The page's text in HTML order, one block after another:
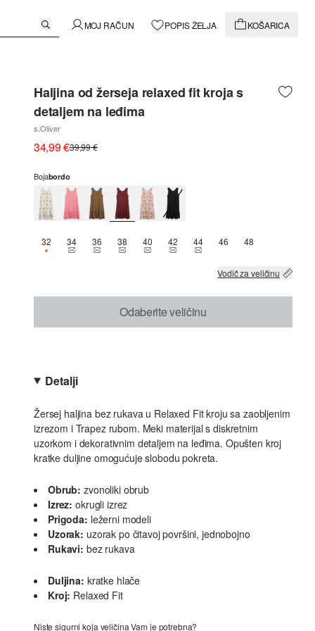
MOJ RAČUN POPIS ŽELJA KOŠARICA
Haljina od žerseja relaxed fit kroja s
detaljem na leđima
s.Oliver
34,99 €39,99 €
Bojabordo
32DOSTUPNO SAMO 1
34THIS SIZE IS CURRENTLY OUT OF STOCK
36THIS SIZE IS CURRENTLY OUT OF STOCK
38THIS SIZE IS CURRENTLY OUT OF STOCK
40THIS SIZE IS CURRENTLY OUT OF STOCK
42THIS SIZE IS CURRENTLY OUT OF
44THIS SIZE IS CURRENTLY
46 48
Vodič za veličinu
Odaberite veličinu
Detalji
Žersej haljina bez rukava u Relaxed Fit kroju sa zaobljenim
izrezom i Trapez rubom. Meki materijal s diskretnim
uzorkom i dekorativnim detaljem na leđima. Opušten kroj
kratke duljine omogućuje slobodu pokreta.
Obrub: zvonoliki obrub
Izrez: okrugli izrez
Prigoda: ležerni modeli
Uzorak: uzorak po čitavoj površini, jednobojno
Rukavi: bez rukava
Duljina: kratke hlače
Kroj: Relaxed Fit
Niste sigurni koja veličina Vam je potrebna?